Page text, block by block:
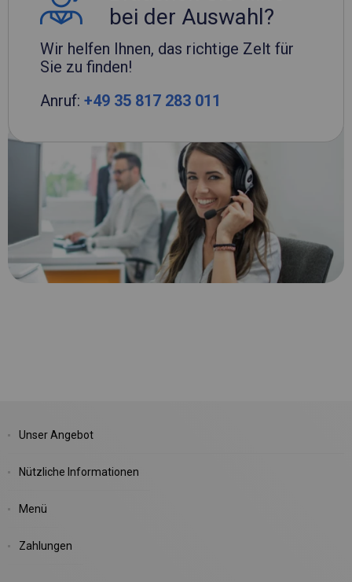
bei der Auswahl?
Wir helfen Ihnen, das richtige Zelt für
Sie zu finden!
Anruf: +49 35 817 283 011
Unser Angebot
Nützliche Informationen
Menü
Zahlungen